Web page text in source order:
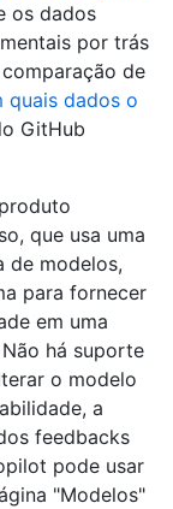
os dados
por trás
de
quais dados o
GitHub
que usa uma
de modelos,
para fornecer
em uma
há suporte
o modelo
a
feedbacks
pode usar
"Modelos"